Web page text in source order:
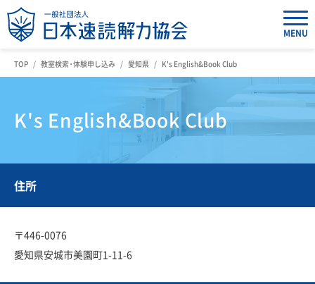
MENU
TOP 教室検索・体験申し込み 愛知県 K's English&Book Club
K's English&Book Club
住所
〒446-0076
愛知県安城市美園町1-11-6